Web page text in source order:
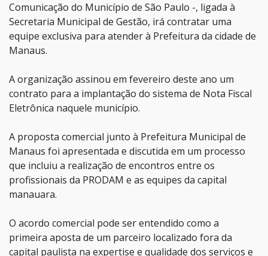
Comunicação do Município de São Paulo -, ligada à
Secretaria Municipal de Gestão, irá contratar uma
equipe exclusiva para atender à Prefeitura da cidade de
Manaus.
A organização assinou em fevereiro deste ano um
contrato para a implantação do sistema de Nota Fiscal
Eletrônica naquele município.
A proposta comercial junto à Prefeitura Municipal de
Manaus foi apresentada e discutida em um processo
que incluiu a realização de encontros entre os
profissionais da PRODAM e as equipes da capital
manauara.
O acordo comercial pode ser entendido como a
primeira aposta de um parceiro localizado fora da
capital paulista na expertise e qualidade dos serviços e